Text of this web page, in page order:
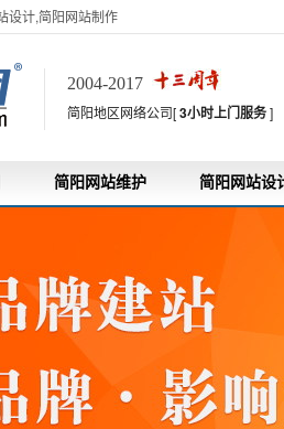
设计,简阳网站制作
2004-2017
简阳地区网络公司[3小时上门服务]
简阳网站维护 简阳网站设